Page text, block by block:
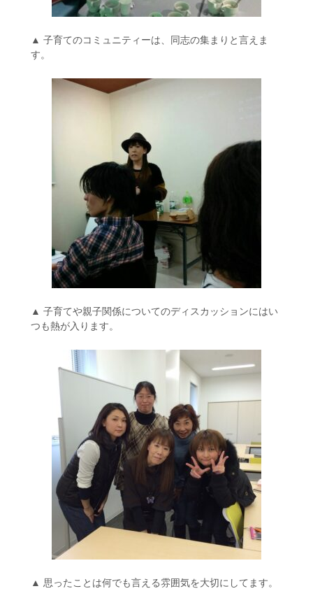
▲ 子育てのコミュニティーは、同志の集まりと言えま
す。
▲ 子育てや親子関係についてのディスカッションにはい
つも熱が入ります。
▲ 思ったことは何でも言える雰囲気を大切にしてます。